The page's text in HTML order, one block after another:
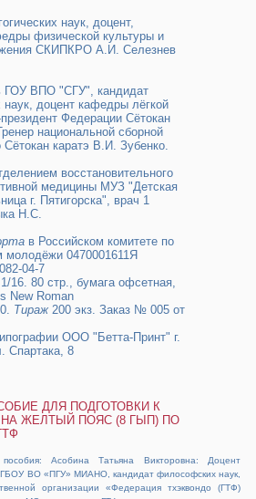
наук, доцент,
физической культуры и
СКИПКРО А.И. Селезнев
ГОУ ВПО "СГУ", кандидат
наук, доцент кафедры лёгкой
Федерации Сётокан
национальной сборной
каратэ В.И. Зубенко.
восстановительного
медицины МУЗ "Детская
г. Пятигорска", врач 1
Н.С.
в Российском комитете по
0470001611Я
04-7
16. 80 стр., бумага офсетная,
New Roman
Тираж 200 экз. Заказ № 005 от
ООО "Бетта-Принт" г.
Спартака, 8
ДЛЯ ПОДГОТОВКИ К
ЖЕЛТЫЙ ПОЯС (8 ГЫП) ПО
Асобина Татьяна Викторовна: Доцент
ВО «ПГУ» МИАНО, кандидат философских наук,
организации «Федерация тхэквондо (ГТФ)